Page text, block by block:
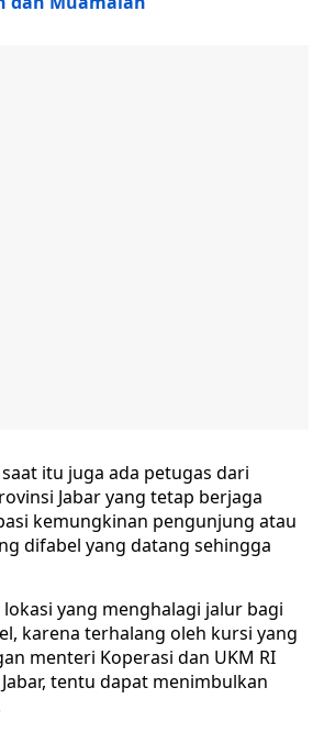
itu juga ada petugas dari
Jabar yang tetap berjaga
kemungkinan pengunjung atau
difabel yang datang sehingga
yang menghalagi jalur bagi
karena terhalang oleh kursi yang
menteri Koperasi dan UKM RI
tentu dapat menimbulkan